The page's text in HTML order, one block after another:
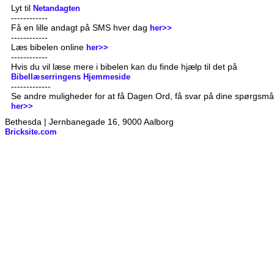
Lyt til Netandagten
------------
Få en lille andagt på SMS hver dag her>>
------------
Læs bibelen online her>>
------------
Hvis du vil læse mere i bibelen kan du finde hjælp til det på
Bibellæserringens Hjemmeside
-------------
Se andre muligheder for at få Dagen Ord, få svar på dine
her>>
Bethesda | Jernbanegade 16, 9000 Aalborg
Bricksite.com